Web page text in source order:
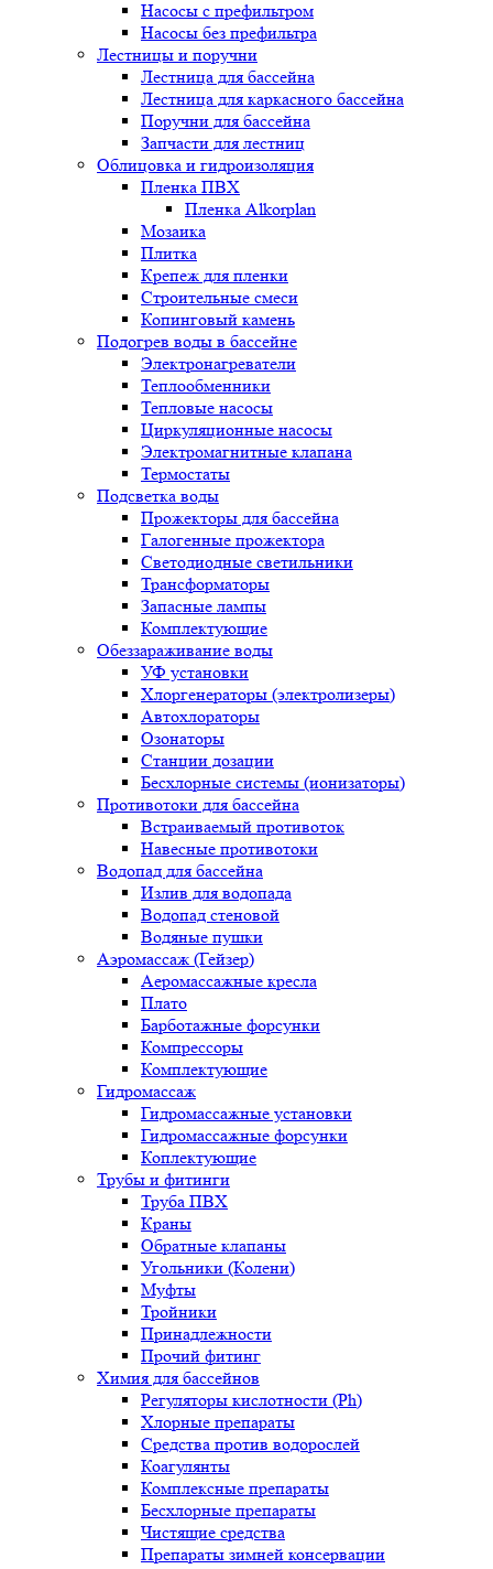
Насосы с префильтром
Насосы без префильтра
Лестницы и поручни
Лестница для бассейна
Лестница для каркасного бассейна
Поручни для бассейна
Запчасти для лестниц
Облицовка и гидроизоляция
Пленка ПВХ
Пленка Alkorplan
Мозаика
Плитка
Крепеж для пленки
Строительные смеси
Копинговый камень
Подогрев воды в бассейне
Электронагреватели
Теплообменники
Тепловые насосы
Циркуляционные насосы
Электромагнитные клапана
Термостаты
Подсветка воды
Прожекторы для бассейна
Галогенные прожектора
Светодиодные светильники
Трансформаторы
Запасные лампы
Комплектующие
Обеззараживание воды
УФ установки
Хлоргенераторы (электролизеры)
Автохлораторы
Озонаторы
Станции дозации
Бесхлорные системы (ионизаторы)
Противотоки для бассейна
Встраиваемый противоток
Навесные противотоки
Водопад для бассейна
Излив для водопада
Водопад стеновой
Водяные пушки
Аэромассаж (Гейзер)
Аеромассажные кресла
Плато
Барботажные форсунки
Компрессоры
Комплектующие
Гидромассаж
Гидромассажные установки
Гидромассажные форсунки
Коплектующие
Трубы и фитинги
Труба ПВХ
Краны
Обратные клапаны
Угольники (Колени)
Муфты
Тройники
Принадлежности
Прочий фитинг
Химия для бассейнов
Регуляторы кислотности (Ph)
Хлорные препараты
Средства против водорослей
Коагулянты
Комплексные препараты
Бесхлорные препараты
Чистящие средства
Препараты зимней консервации